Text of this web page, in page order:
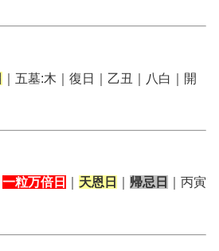
｜五墓:木｜復日｜乙丑｜八白｜開
一粒万倍日 天恩日 帰忌日
｜丙寅